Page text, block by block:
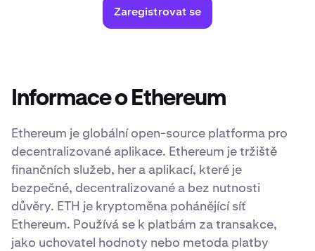
Zaregistrovat se
Informace o Ethereum
Ethereum je globální open-source platforma pro
decentralizované aplikace. Ethereum je tržiště
finančních služeb, her a aplikací, které je
bezpečné, decentralizované a bez nutnosti
důvěry. ETH je kryptoměna pohánějící síť
Ethereum. Používá se k platbám za transakce,
jako uchovatel hodnoty nebo metoda platby